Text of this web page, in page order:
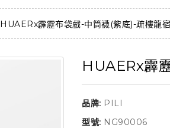
HUAERx霹靂布袋戲-中筒襪(紫底)-疏樓龍宿
HUAERx霹
品牌: PILI
型號: NG90006